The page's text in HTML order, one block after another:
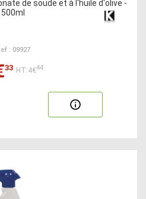
de soude et à l'huile d'olive -
500ml
: 09927
33 HT:4€44